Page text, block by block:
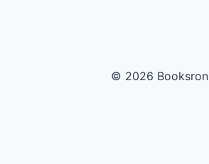
© 2026 Booksron